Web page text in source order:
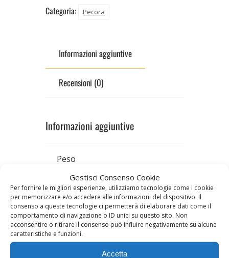
Gestisci Consenso Cookie
Per fornire le migliori esperienze, utilizziamo tecnologie come i cookie
per memorizzare e/o accedere alle informazioni del dispositivo. Il
consenso a queste tecnologie ci permetterà di elaborare dati come il
comportamento di navigazione o ID unici su questo sito. Non
acconsentire o ritirare il consenso può influire negativamente su alcune
caratteristiche e funzioni.
Accetta
Categoria: Pecora
Informazioni aggiuntive
Recensioni (0)
Informazioni aggiuntive
Peso
Prodotti correlati